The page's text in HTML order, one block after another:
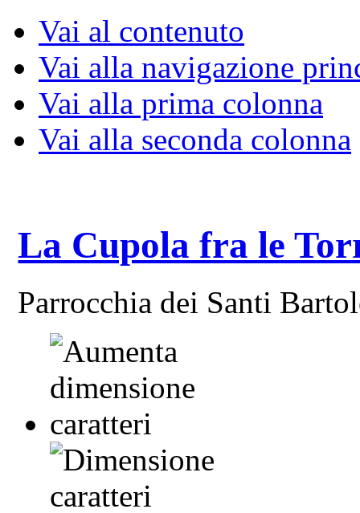
Vai al contenuto
Vai alla navigazione
Vai alla prima colonna
Vai alla seconda colonna
La Cupola fra le
Parrocchia dei Santi